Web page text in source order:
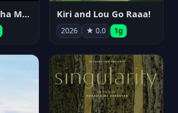
Canto Para Minha Morte Kiri and Lou Go Raaa!
2026 ★ 0.0 1g